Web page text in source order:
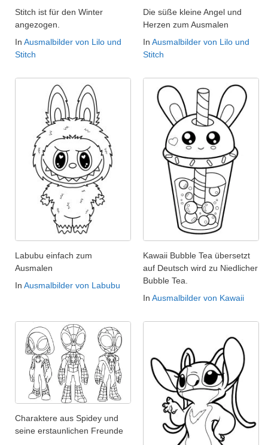
Stitch ist für den Winter
angezogen.
In Ausmalbilder von Lilo und
Stitch
Die süße kleine Angel und
Herzen zum Ausmalen
In Ausmalbilder von Lilo und
Stitch
Labubu einfach zum
Ausmalen
In Ausmalbilder von Labubu
Kawaii Bubble Tea übersetzt
auf Deutsch wird zu Niedlicher
Bubble Tea.
In Ausmalbilder von Kawaii
Charaktere aus Spidey und
seine erstaunlichen Freunde